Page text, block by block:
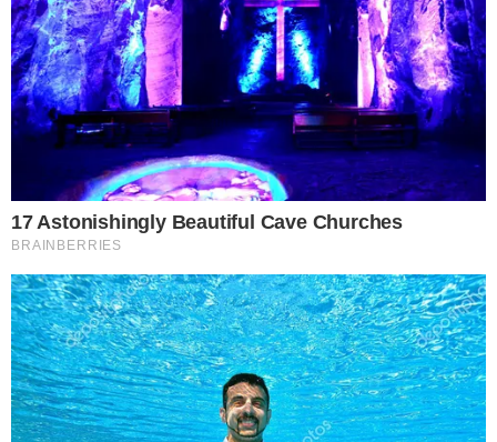
วิธีที่ 4 ก่อนอื่นให้นำเสื้อผ้าตัวที่ตกสีไปต้มในน้ำร้อนก่อน ต้ม
ประมาณ 10 นาที จากนั้นเตรียมกะละมังซักผ้าที่มีน้ำผสมน้ำย าไฮ
เตอร์และน้ำส้มสายชู ลงไปอย่ างละ 1 แก้ว ผสมทุกอย่ างให้เข้ากัน
หลังจากนั้นให้นำเสื้อที่ต้มได้ 10 นาทีแล้ว ลงแช่ในกะละมังที่เตรียม
น้ำย าไว้อีก 10 นาที เมื่อถึงเวลาก็ให้นำแปรงมาขัด สีที่ตกจะค่อยๆ
หลุดร่อนออกไป